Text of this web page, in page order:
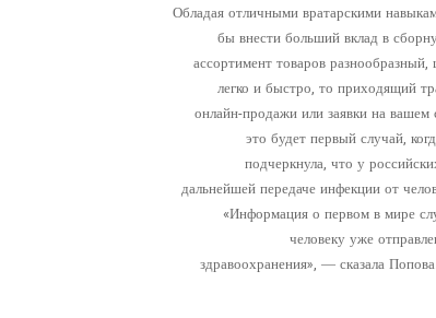
Обладая отличными вратарскими
бы внести больший вклад в
ассортимент товаров разнообразный,
легко и быстро, то приходящий
онлайн-продажи или заявки на вашем
это будет первый случай,
подчеркнула, что у
дальнейшей передаче инфекции от
«Информация о первом в мире
человеку уже
здравоохранения», — сказала